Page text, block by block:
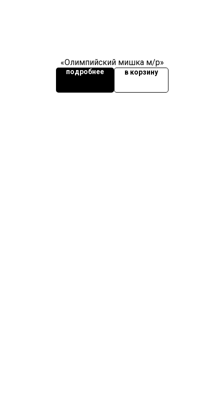
«Олимпийский мишка м/р»
подробнее в корзину